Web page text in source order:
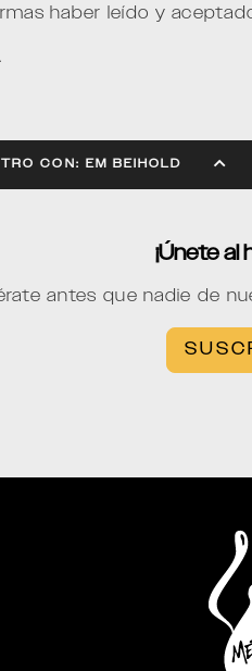
haber leído y
CON: EM BEIHOLD
¡Únete al
antes que nadie de